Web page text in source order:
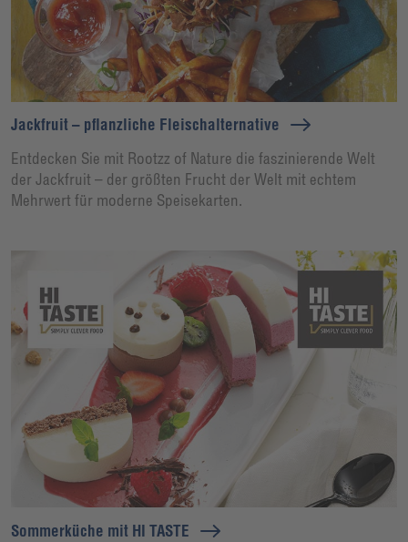
Jackfruit – pflanzliche Fleischalternative
Entdecken Sie mit Rootzz of Nature die faszinierende Welt
der Jackfruit – der größten Frucht der Welt mit echtem
Mehrwert für moderne Speisekarten.
Sommerküche mit HI TASTE